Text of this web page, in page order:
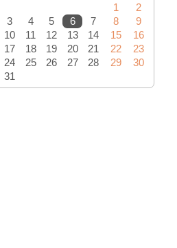
1
2
3
4 5 6 7 8
9
10
11 12 13 14 15
16
17
18 19 20 21 22
23
24
25 26 27 28 29
30
31